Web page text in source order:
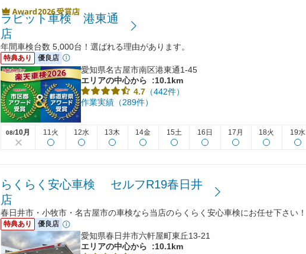
ラピット車検 港東通
店
年間車検台数 5,000台！選ばれる理由があります。
特典あり 優良店
愛知県名古屋市南区港東通1-45
エリアの中心から
:10.1km
4.7 （442件）
作業実績（289件）
08/10月 11火 12水 13木 14金 15土 16日 17月 18火 19水
らくらく安心車検 セルフR19春日井
店
春日井市・小牧市・名古屋市の車検なら当店のらくらく安心車検にお任せ下さい！
特典あり 優良店
愛知県春日井市六軒屋町東丘13-21
エリアの中心から
:10.1km